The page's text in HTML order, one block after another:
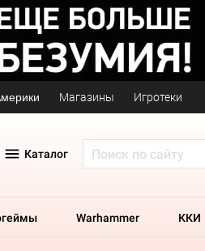
Магазины Игротеки
Каталог
Warhammer ККИ